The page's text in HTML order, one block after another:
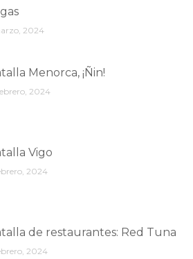
2024
Menorca, ¡Ñin!
2024
Vigo
2024
de restaurantes: Red Tuna
2024